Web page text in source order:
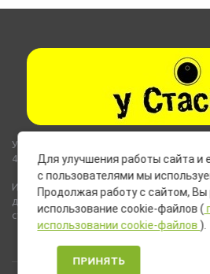
Указанные на сайте цены не являются
437 ГК РФ).
Используемые на сайте изображения
дополнительное оборудование и
стандартную комплектацию товара.
Для улучшения работы сайта и
с пользователями мы
Продолжая работу с сайтом, Вы
использование cookie-файлов (
использовании cookie-файлов ).
ПРИНЯТЬ